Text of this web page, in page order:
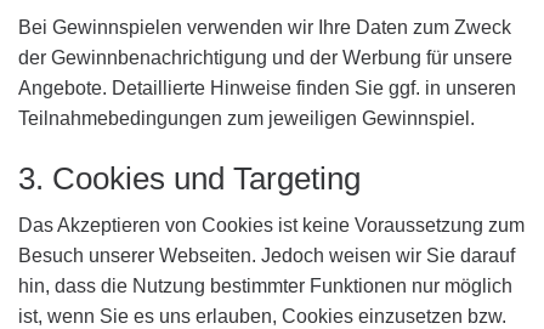
Bei Gewinnspielen verwenden wir Ihre Daten zum Zweck
der Gewinnbenachrichtigung und der Werbung für unsere
Angebote. Detaillierte Hinweise finden Sie ggf. in unseren
Teilnahmebedingungen zum jeweiligen Gewinnspiel.
3. Cookies und Targeting
Das Akzeptieren von Cookies ist keine Voraussetzung zum
Besuch unserer Webseiten. Jedoch weisen wir Sie darauf
hin, dass die Nutzung bestimmter Funktionen nur möglich
ist, wenn Sie es uns erlauben, Cookies einzusetzen bzw.